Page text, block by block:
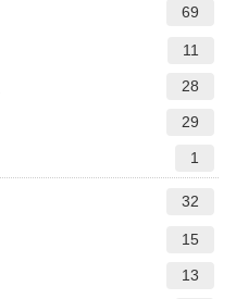
69
11
28
29
1
32
15
13